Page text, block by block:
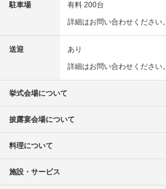
駐車場
有料 200台
詳細はお問い合わせください。
送迎
あり
詳細はお問い合わせください。
挙式会場について
披露宴会場について
料理について
施設・サービス